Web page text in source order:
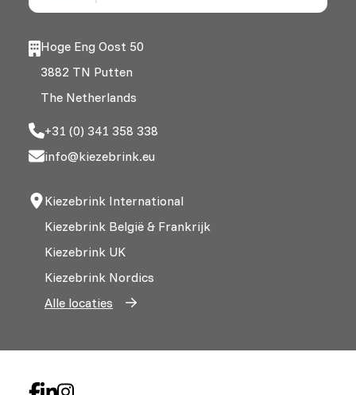
Hoge Eng Oost 50
3882 TN Putten
The Netherlands
+31 (0) 341 358 338
info@kiezebrink.eu
Kiezebrink International
Kiezebrink België & Frankrijk
Kiezebrink UK
Kiezebrink Nordics
Alle locaties